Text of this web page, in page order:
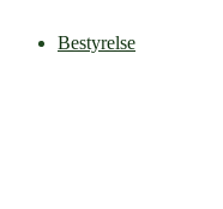
Bestyrelse